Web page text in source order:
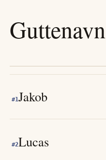
Guttenavn
#1Jakob
#2Lucas